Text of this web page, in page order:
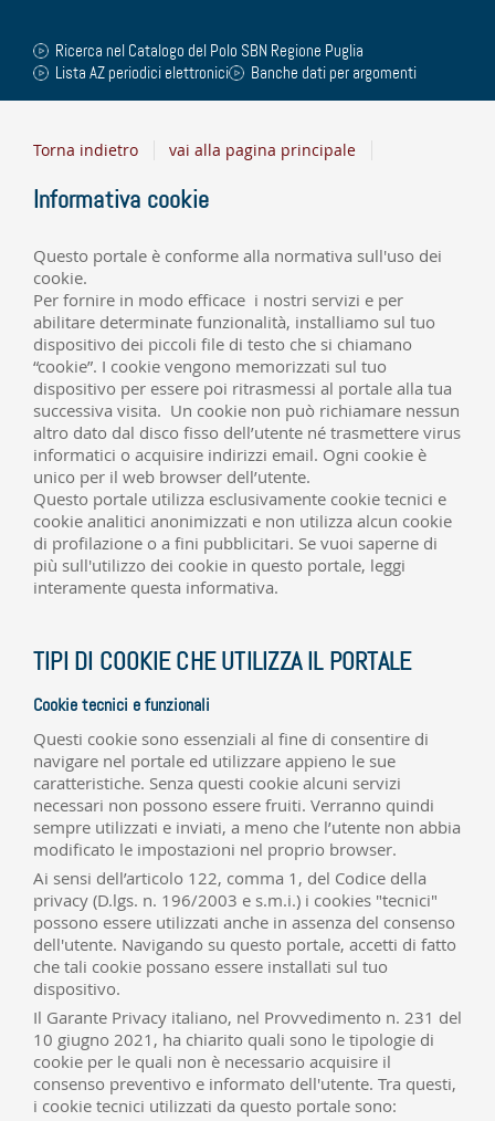
Ricerca nel Catalogo del Polo SBN Regione Puglia
Lista AZ periodici elettronici
Banche dati per argomenti
Torna indietro vai alla pagina principale
Informativa cookie
Questo portale è conforme alla normativa sull'uso dei
cookie.
Per fornire in modo efficace i nostri servizi e per
abilitare determinate funzionalità, installiamo sul tuo
dispositivo dei piccoli file di testo che si chiamano
“cookie”. I cookie vengono memorizzati sul tuo
dispositivo per essere poi ritrasmessi al portale alla tua
successiva visita. Un cookie non può richiamare nessun
altro dato dal disco fisso dell’utente né trasmettere virus
informatici o acquisire indirizzi email. Ogni cookie è
unico per il web browser dell’utente.
Questo portale utilizza esclusivamente cookie tecnici e
cookie analitici anonimizzati e non utilizza alcun cookie
di profilazione o a fini pubblicitari. Se vuoi saperne di
più sull'utilizzo dei cookie in questo portale, leggi
interamente questa informativa.
TIPI DI COOKIE CHE UTILIZZA IL PORTALE
Cookie tecnici e funzionali
Questi cookie sono essenziali al fine di consentire di
navigare nel portale ed utilizzare appieno le sue
caratteristiche. Senza questi cookie alcuni servizi
necessari non possono essere fruiti. Verranno quindi
sempre utilizzati e inviati, a meno che l’utente non abbia
modificato le impostazioni nel proprio browser.
Ai sensi dell’articolo 122, comma 1, del Codice della
privacy (D.lgs. n. 196/2003 e s.m.i.) i cookies "tecnici"
possono essere utilizzati anche in assenza del consenso
dell'utente. Navigando su questo portale, accetti di fatto
che tali cookie possano essere installati sul tuo
dispositivo.
Il Garante Privacy italiano, nel Provvedimento n. 231 del
10 giugno 2021, ha chiarito quali sono le tipologie di
cookie per le quali non è necessario acquisire il
consenso preventivo e informato dell'utente. Tra questi,
i cookie tecnici utilizzati da questo portale sono: